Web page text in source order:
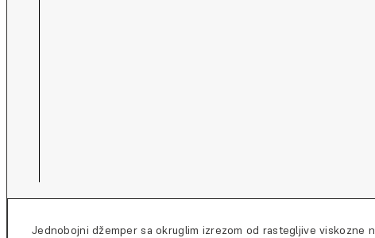
Jednobojni džemper sa okruglim izrezom od rastegljive viskozne